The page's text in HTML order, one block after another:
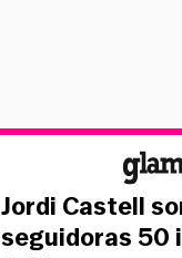
Jordi Castell
seguidoras 50